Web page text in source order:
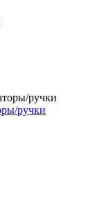
ручки